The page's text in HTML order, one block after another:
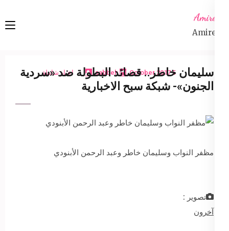
content
Amireta
Amireta
5 October 2017
sabbeh اخبار شاملة
سليمان خاطر.. قصائد البطولة ضد «سردية
الجنون»- شبكة سبح الاخبارية
مظفر النواب وسليمان خاطر وعبد الرحمن الأبنودي
تصوير :
آخرون